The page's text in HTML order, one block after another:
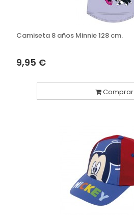
Camiseta 8 años Minnie 128 cm.
9,95 €
Comprar